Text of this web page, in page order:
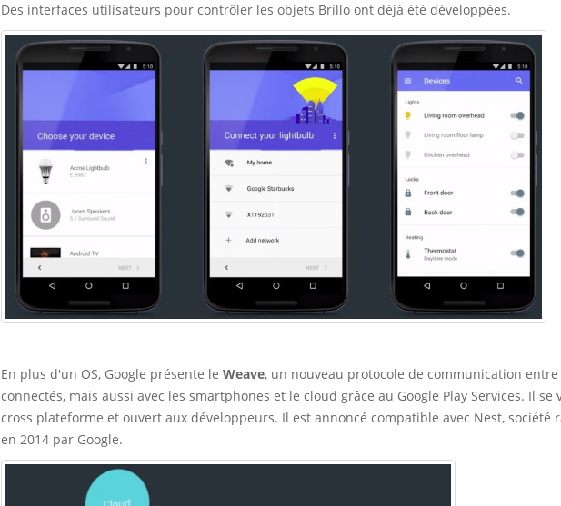
Des interfaces utilisateurs pour contrôler les objets Brillo ont déjà été développées.
En plus d'un OS, Google présente le Weave, un nouveau protocole de communication entre
connectés, mais aussi avec les smartphones et le cloud grâce au Google Play Services. Il se
cross plateforme et ouvert aux développeurs. Il est annoncé compatible avec Nest, société
en 2014 par Google.